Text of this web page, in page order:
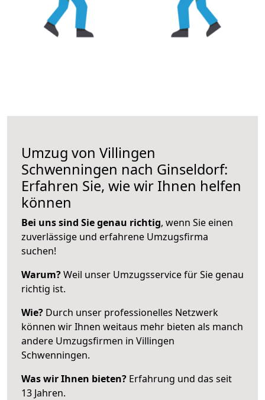
Umzug von Villingen
Schwenningen nach Ginseldorf:
Erfahren Sie, wie wir Ihnen helfen
können
Bei uns sind Sie genau richtig, wenn Sie einen
zuverlässige und erfahrene Umzugsfirma
suchen!
Warum?Weil unser Umzugsservice für Sie genau
richtig ist.
Wie? Durch unser professionelles Netzwerk
können wir Ihnen weitaus mehr bieten als manch
andere Umzugsfirmen in Villingen
Schwenningen.
Was wir Ihnen bieten? Erfahrung und das seit
13 Jahren.